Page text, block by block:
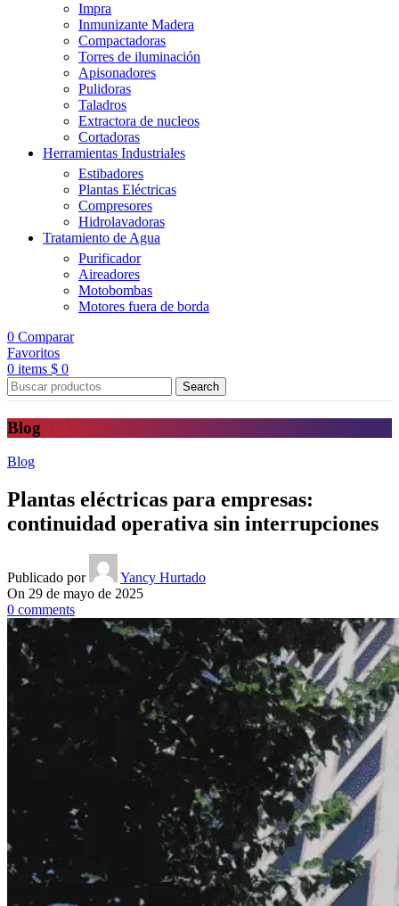
Impra
Inmunizante Madera
Compactadoras
Torres de iluminación
Apisonadores
Pulidoras
Taladros
Extractora de nucleos
Cortadoras
Herramientas Industriales
Estibadores
Plantas Eléctricas
Compresores
Hidrolavadoras
Tratamiento de Agua
Purificador
Aireadores
Motobombas
Motores fuera de borda
0 Comparar
Favoritos
0 items $ 0
Search
Blog
Blog
Plantas eléctricas para empresas:
continuidad operativa sin interrupciones
Publicado por
Yancy Hurtado
On 29 de mayo de 2025
0 comments